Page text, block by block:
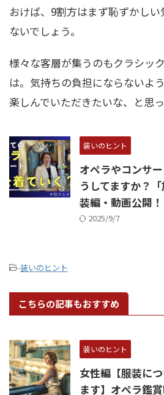
おけば、9割方はまず恥ずかしい
ないでしょう。
様々な客層が集うのもクラシッ
は。気持ちの負担にならないよ
楽しんでいただきたいな、と思っ
装いのヒント
オペラやコンサ
うしてますか？
装編・動画公開！
2025/9/7
-装いのヒント
こちらの記事もおすすめ
装いのヒント
女性編【服装に
ます】オペラ鑑